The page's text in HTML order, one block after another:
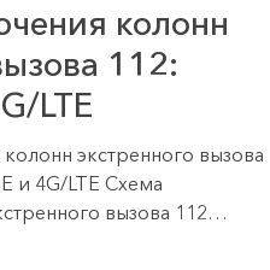
колонн
112:
LTE
экстренного вызова
и 4G/LTE Схема
вызова 112